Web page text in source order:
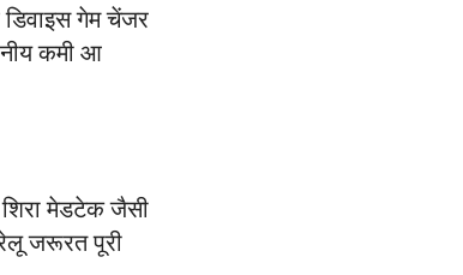
डिवाइस गेम चेंजर
कमी आ
शिरा मेडटेक जैसी
जरूरत पूरी